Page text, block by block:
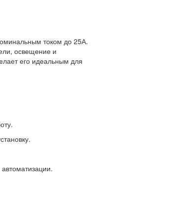
током до 25А.
освещение и
его идеальным для